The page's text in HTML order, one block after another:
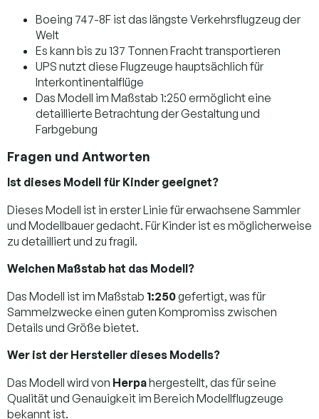
Boeing 747-8F ist das längste Verkehrsflugzeug der
Welt
Es kann bis zu 137 Tonnen Fracht transportieren
UPS nutzt diese Flugzeuge hauptsächlich für
Interkontinentalflüge
Das Modell im Maßstab 1:250 ermöglicht eine
detaillierte Betrachtung der Gestaltung und
Farbgebung
Fragen und Antworten
Ist dieses Modell für Kinder geeignet?
Dieses Modell ist in erster Linie für erwachsene Sammler
und Modellbauer gedacht. Für Kinder ist es möglicherweise
zu detailliert und zu fragil.
Welchen Maßstab hat das Modell?
Das Modell ist im Maßstab 1:250gefertigt, was für
Sammelzwecke einen guten Kompromiss zwischen
Details und Größe bietet.
Wer ist der Hersteller dieses Modells?
Das Modell wird von Herpahergestellt, das für seine
Qualität und Genauigkeit im Bereich Modellflugzeuge
bekannt ist.